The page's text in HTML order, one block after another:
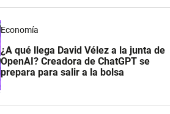
Economía
¿A qué llega David Vélez a la junta de
OpenAI? Creadora de ChatGPT se
prepara para salir a la bolsa